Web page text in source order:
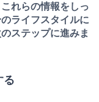
れらの情報をしっ
ライフスタイルに
ステップに進みま
る